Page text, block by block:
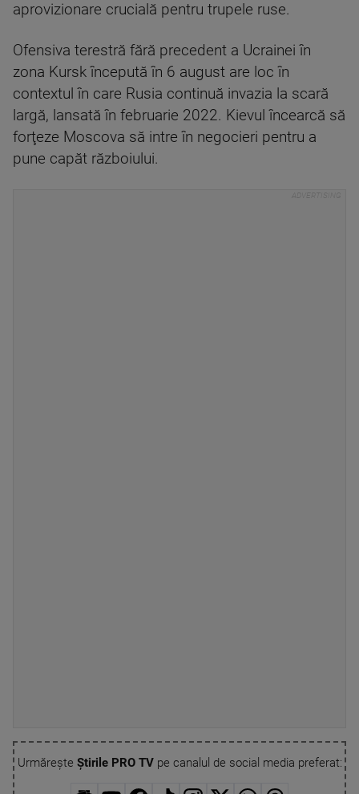
aprovizionare crucială pentru trupele ruse.
Ofensiva terestră fără precedent a Ucrainei în
zona Kursk începută în 6 august are loc în
contextul în care Rusia continuă invazia la scară
largă, lansată în februarie 2022. Kievul încearcă să
forţeze Moscova să intre în negocieri pentru a
pune capăt războiului.
Urmărește Știrile PRO TVpe canalul de social media preferat: